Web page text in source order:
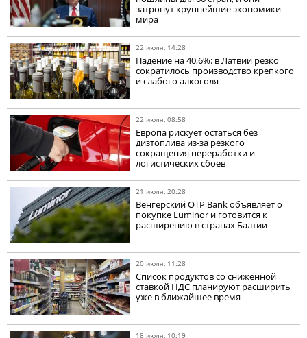
затронут крупнейшие экономики
мира
22 июля, 14:28
Падение на 40,6%: в Латвии резко
сократилось производство крепкого
и слабого алкоголя
22 июля, 08:58
Европа рискует остаться без
дизтоплива из-за резкого
сокращения переработки и
логистических сбоев
21 июля, 20:28
Венгерский OTP Bank объявляет о
покупке Luminor и готовится к
расширению в странах Балтии
20 июля, 11:28
Список продуктов со сниженной
ставкой НДС планируют расширить
уже в ближайшее время
18 июля, 10:19